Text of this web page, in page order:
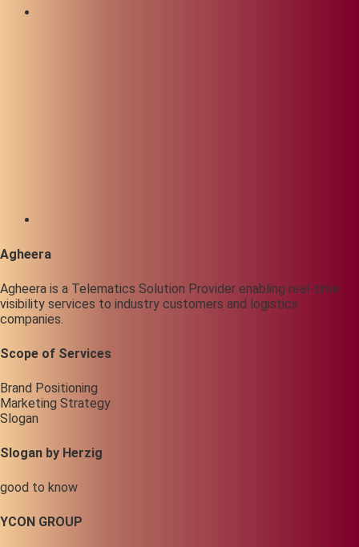
Agheera
Agheera is a Telematics Solution Provider enabling real-time
visibility services to industry customers and logistics
companies.
Scope of Services
Brand Positioning
Marketing Strategy
Slogan
Slogan by Herzig
good to know
YCON GROUP